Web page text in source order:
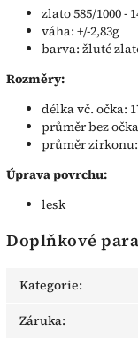
zlato 585/1000 -
váha: +/-2,83g
barva: žluté
Rozměry:
délka vč. očka:
průměr bez
průměr
Úprava povrchu:
lesk
Doplňkové
Kategorie:
Záruka: